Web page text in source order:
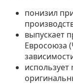
понизил
выпускает
Евросоюза